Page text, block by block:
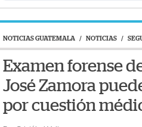
NOTICIAS GUATEMALA / NOTICIAS /
Examen forense
José Zamora
por cuestión